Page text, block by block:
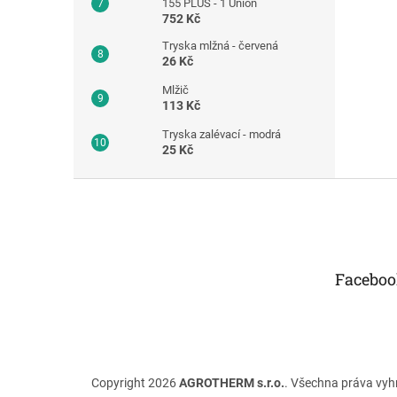
155 PLUS - 1 Union
752 Kč
Tryska mlžná - červená
26 Kč
Mlžič
113 Kč
Tryska zalévací - modrá
25 Kč
Copyright 2026AGROTHERM s.r.o.. Všechna práva